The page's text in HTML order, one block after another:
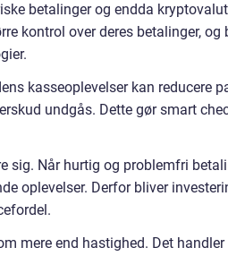
betalinger og endda
kontrol over deres betalinger,
kasseoplevelser kan reducere
undgås. Dette gør smart
Når hurtig og problemfri
oplevelser. Derfor bliver
mere end hastighed. Det